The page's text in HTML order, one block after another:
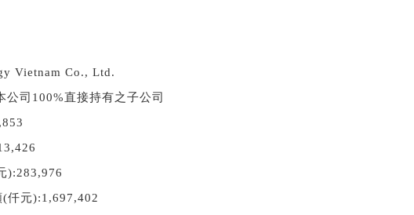
Vietnam Co., Ltd.
司100%直接持有之子公司
):283,976
仟元):1,697,402